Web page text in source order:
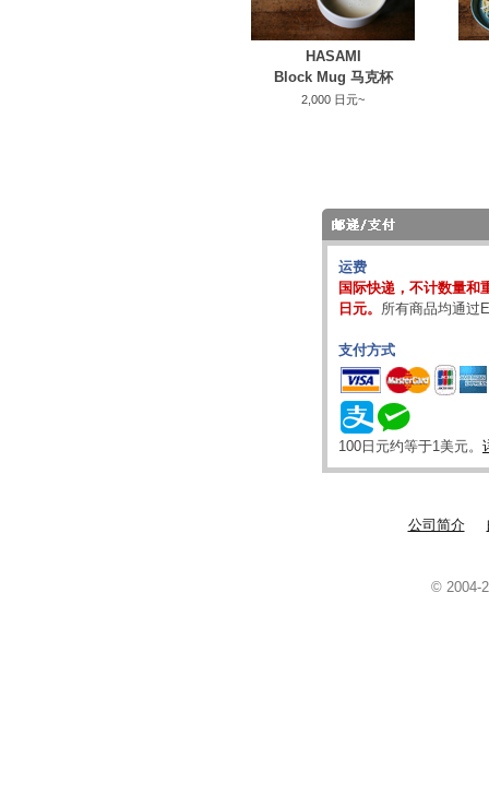
HASAMI
Block Mug 马克杯
2,000 日元~
运费
国际快递，不计数量和
日元。 所有商品均通过
支付方式
100日元约等于1美元。
公司简介
© 2004-